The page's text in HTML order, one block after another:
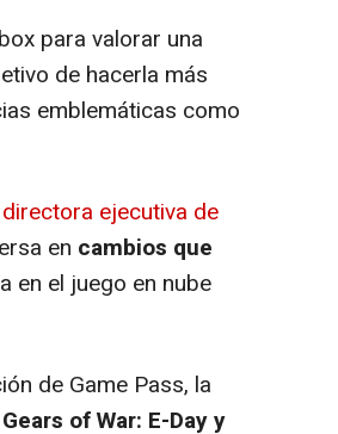
para valorar una
de hacerla más
emblemáticas como
directora ejecutiva de
en cambios que
en el juego en nube
de Game Pass, la
Gears of War: E-Day y